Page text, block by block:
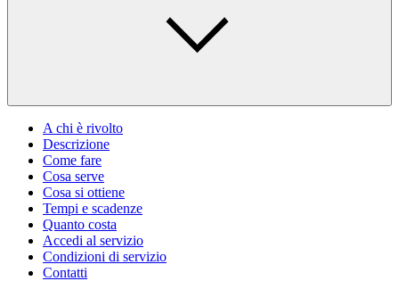
A chi è rivolto
Descrizione
Come fare
Cosa serve
Cosa si ottiene
Tempi e scadenze
Quanto costa
Accedi al servizio
Condizioni di servizio
Contatti